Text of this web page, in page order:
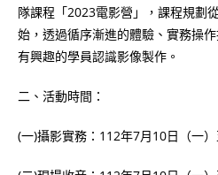
隊課程「2023電影營」，課程規劃
始，透過循序漸進的體驗、實務操
有興趣的學員認識影像製作。
二、活動時間：
(一)攝影實務：112年7月10日（一